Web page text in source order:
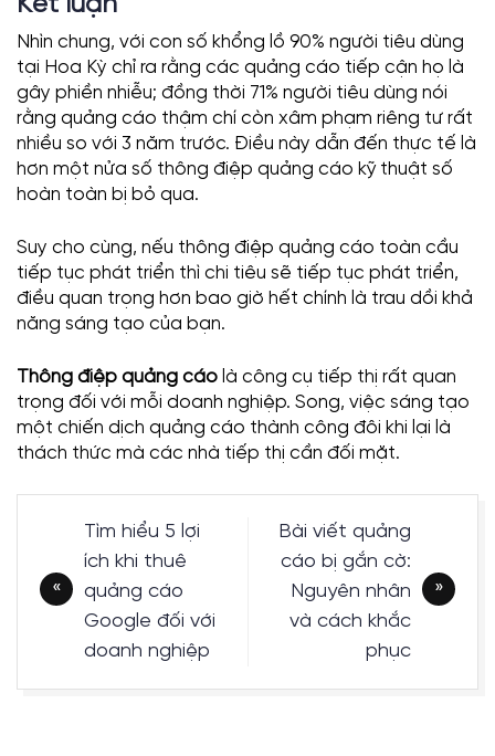
Nhìn chung, với con số khổng lồ 90% người tiêu dùng
tại Hoa Kỳ chỉ ra rằng các quảng cáo tiếp cận họ là
gây phiền nhiễu; đồng thời 71% người tiêu dùng nói
rằng quảng cáo thậm chí còn xâm phạm riêng tư rất
nhiều so với 3 năm trước. Điều này dẫn đến thực tế là
hơn một nửa số thông điệp quảng cáo kỹ thuật số
hoàn toàn bị bỏ qua.
Suy cho cùng, nếu thông điệp quảng cáo toàn cầu
tiếp tục phát triển thì chi tiêu sẽ tiếp tục phát triển,
điều quan trọng hơn bao giờ hết chính là trau dồi khả
năng sáng tạo của bạn.
Thông điệp quảng cáo là công cụ tiếp thị rất quan
trọng đối với mỗi doanh nghiệp. Song, việc sáng tạo
một chiến dịch quảng cáo thành công đôi khi lại là
thách thức mà các nhà tiếp thị cần đối mặt.
hướng
bài
viết
Tìm hiểu 5 lợi
ích khi thuê
quảng cáo
Google đối với
doanh nghiệp
Bài viết quảng
cáo bị gắn cờ:
Nguyên nhân
và cách khắc
phục